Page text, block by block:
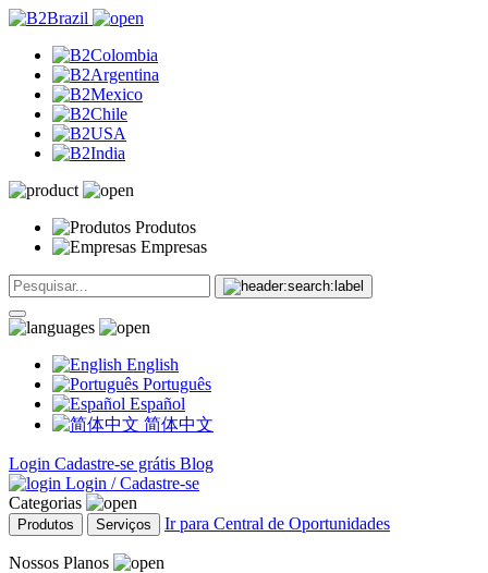
Produtos
Empresas
English
Português
Español
简体中文
Login Cadastre-se grátis Blog
Login / Cadastre-se
Categorias
Produtos Serviços Ir para Central de Oportunidades
Nossos Planos